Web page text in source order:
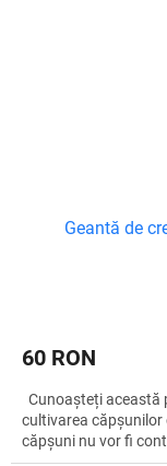
Geantă de
60 RON
Cunoașteți această
cultivarea căpșunilor
căpșuni nu vor fi